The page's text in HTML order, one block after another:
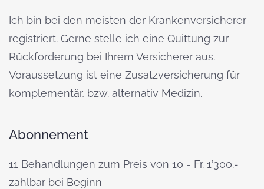
Ich bin bei den meisten der Krankenversicherer
registriert. Gerne stelle ich eine Quittung zur
Rückforderung bei Ihrem Versicherer aus.
Voraussetzung ist eine Zusatzversicherung für
komplementär, bzw. alternativ Medizin.
Abonnement
11 Behandlungen zum Preis von 10 = Fr. 1’300.-
zahlbar bei Beginn